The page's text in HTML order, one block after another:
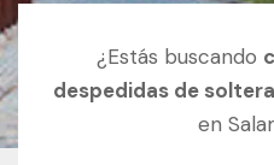
¿Estás buscando
despedidas de
en